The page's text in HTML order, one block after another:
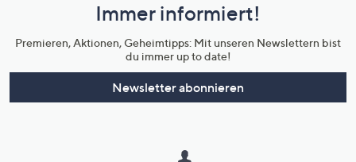
Unternehmensinformationen
Immer informiert!
Premieren, Aktionen, Geheimtipps: Mit unseren Newslettern bist
du immer up to date!
Newsletter abonnieren